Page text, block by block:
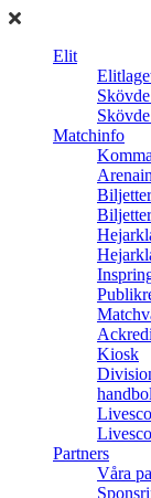
Elit
Matchinfo
Biljetter
Kiosk
Partners
Våra